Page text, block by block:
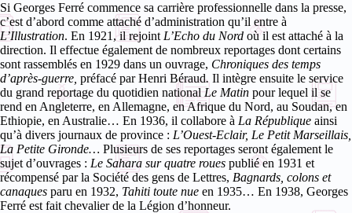
Si Georges Ferré commence sa carrière professionnelle dans la presse,
c’est d’abord comme attaché d’administration qu’il entre à
L’Illustration. En 1921, il rejoint L’Echo du Nord où il est attaché à la
direction. Il effectue également de nombreux reportages dont certains
sont rassemblés en 1929 dans un ouvrage, Chroniques des temps
d’après-guerre, préfacé par Henri Béraud. Il intègre ensuite le service
du grand reportage du quotidien nationalLe Matin pour lequel il se
rend en Angleterre, en Allemagne, en Afrique du Nord, au Soudan, en
Ethiopie, en Australie… En 1936, il collabore à La République ainsi
qu’à divers journaux de province : L’Ouest-Eclair, Le Petit Marseillais,
La Petite Gironde… Plusieurs de ses reportages seront également le
sujet d’ouvrages : Le Sahara sur quatre roues publié en 1931 et
récompensé par la Société des gens de Lettres, Bagnards, colons et
canaques paru en 1932, Tahiti toute nue en 1935… En 1938, Georges
Ferré est fait chevalier de la Légion d’honneur.